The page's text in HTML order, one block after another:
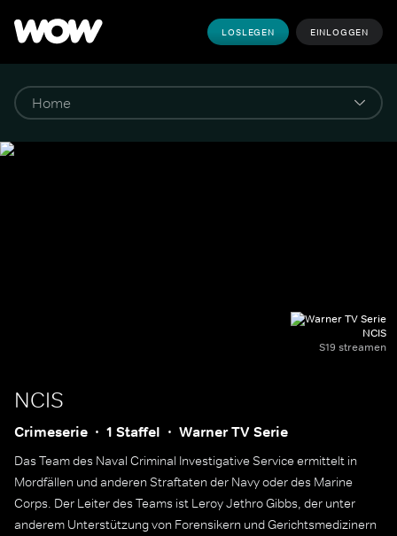
LOSLEGEN EINLOGGEN
NCIS
S19 streamen
NCIS
Crimeserie 1 Staffel Warner TV Serie
Das Team des Naval Criminal Investigative Service ermittelt in
Mordfällen und anderen Straftaten der Navy oder des Marine
Corps. Der Leiter des Teams ist Leroy Jethro Gibbs, der unter
anderem Unterstützung von Forensikern und Gerichtsmedizinern